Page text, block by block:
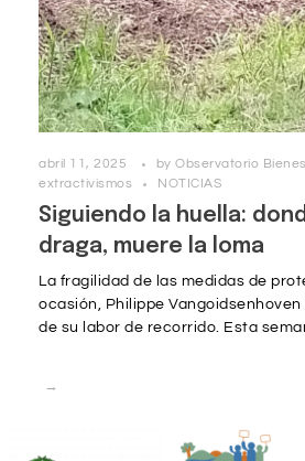
abril 11, 2025 by Observatorio
extractivismos
NOTICIAS
Siguiendo la huella:
draga, muere la loma
La fragilidad de las medidas de
ocasión, Philippe
de su labor de recorrido. Esta